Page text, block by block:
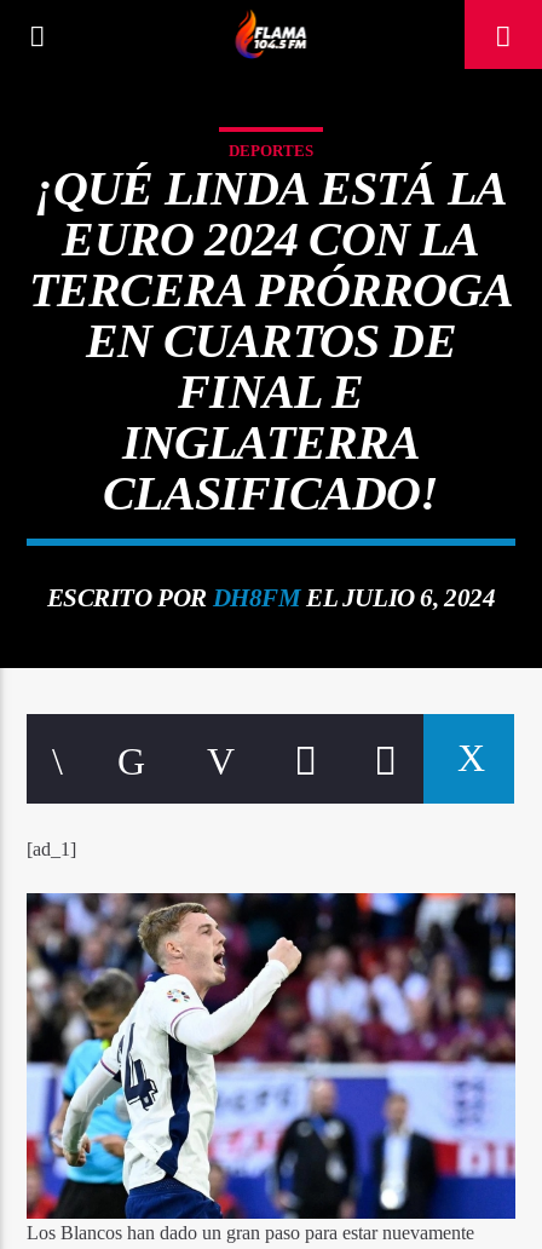
CANCIÓN ACTUAL
TÍTULO
Señal FM
DEPORTES
¡QUÉ LINDA ESTÁ LA
EURO 2024 CON LA
TERCERA PRÓRROGA
EN CUARTOS DE
FINAL E
INGLATERRA
CLASIFICADO!
ESCRITO POR DH8FMEL JULIO 6, 2024
[ad_1]
Los Blancos han dado un gran paso para estar nuevamente